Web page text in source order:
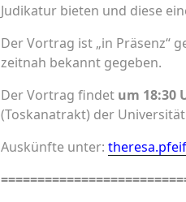
Judikatur bieten und diese
Der Vortrag ist „in Präsenz“
zeitnah bekannt gegeben.
Der Vortrag findet um 18:30
(Toskanatrakt) der
Auskünfte unter: